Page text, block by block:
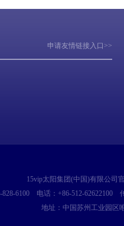
申请友情链接入口>>
15vip太阳集团(中国)有限公司
6100
电话：+86-512-62622100
地址：中国苏州工业园区